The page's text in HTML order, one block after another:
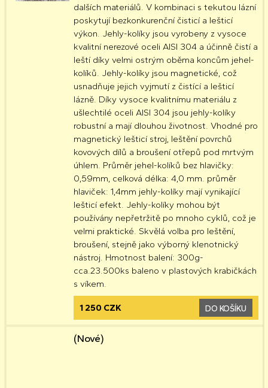
dalších materiálů. V kombinaci s tekutou lázní
poskytují bezkonkurenční čisticí a lešticí
výkon. Jehly-kolíky jsou vyrobeny z vysoce
kvalitní nerezové oceli AISI 304 a účinně čistí a
leští díky velmi ostrým oběma koncům jehel-
kolíků. Jehly-kolíky jsou magnetické, což
usnadňuje jejich vyjmutí z čistící a lešticí
lázně. Díky vysoce kvalitnímu materiálu z
ušlechtilé oceli AISI 304 jsou jehly-kolíky
robustní a mají dlouhou životnost. Vhodné pro
magnetický lešticí stroj, leštění povrchů
kovových dílů a broušení otřepů pod mrtvým
úhlem. Průměr jehel-kolíků bez hlavičky:
0,59mm, celková délka: 4,0 mm. průměr
hlaviček: 1,4mm jehly-kolíky mají vynikající
lešticí efekt. Jehly-kolíky mohou být
používány nepřetržitě po mnoho cyklů, což je
velmi praktické. Skvělá volba pro leštění,
broušení, stejně jako výborný klenotnický
nástroj. Hmotnost balení: 300g-
cca.23.500ks baleno v plastových krabičkách
s víkem.
1 250 CZK DO KOŠÍKU
(Nové)